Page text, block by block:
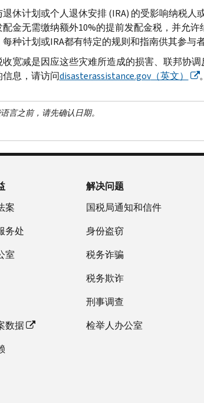
退休计划或个人退休安排 (IRA) 的受影响纳税人
配金无需缴纳额外10%的提前发配金税，并允
每种计划或IRA都有特定的规则和指南供其参与者
收宽减是因应这些灾难所造成的损害、联邦协
信息，请访问disasterassistance.gov（英文） 。
言之前，请先确认日期。
案
务处
室
数据
解决问题
国税局通知和信件
身份盗窃
税务诈骗
税务欺诈
刑事调查
检举人办公室